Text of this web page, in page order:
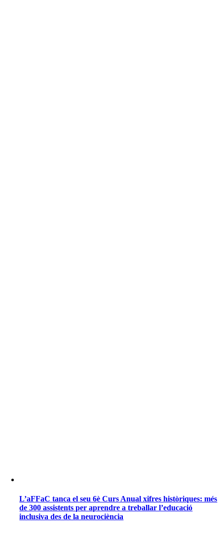
L’aFFaC tanca el seu 6è Curs Anual xifres històriques: més
de 300 assistents per aprendre a treballar l’educació
inclusiva des de la neurociència